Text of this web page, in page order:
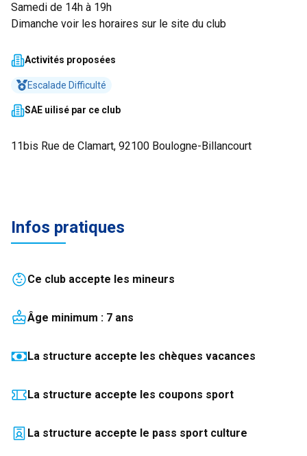
Samedi de 14h à 19h
Dimanche voir les horaires sur le site du club
Activités proposées
Escalade Difficulté
SAE uilisé par ce club
11bis Rue de Clamart, 92100 Boulogne-Billancourt
Infos pratiques
Ce club accepte les mineurs
Âge minimum : 7 ans
La structure accepte les chèques vacances
La structure accepte les coupons sport
La structure accepte le pass sport culture